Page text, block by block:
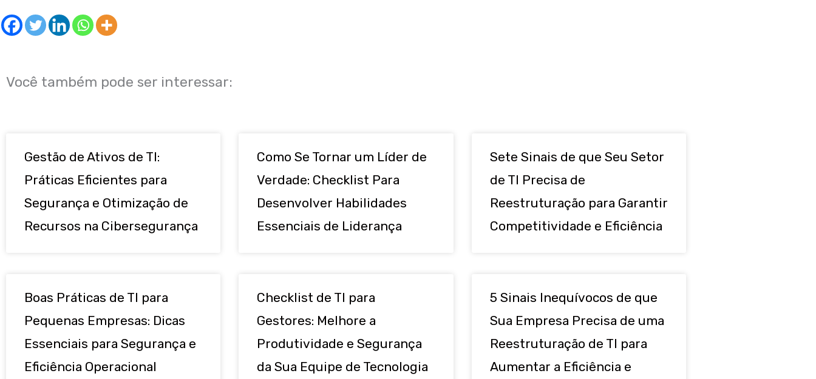
Você também pode ser interessar:
Gestão de Ativos de TI:
Práticas Eficientes para
Segurança e Otimização de
Recursos na Cibersegurança
Como Se Tornar um Líder de
Verdade: Checklist Para
Desenvolver Habilidades
Essenciais de Liderança
Sete Sinais de que Seu Setor
de TI Precisa de
Reestruturação para Garantir
Competitividade e Eficiência
Boas Práticas de TI para
Pequenas Empresas: Dicas
Essenciais para Segurança e
Eficiência Operacional
Checklist de TI para
Gestores: Melhore a
Produtividade e Segurança
da Sua Equipe de Tecnologia
5 Sinais Inequívocos de que
Sua Empresa Precisa de uma
Reestruturação de TI para
Aumentar a Eficiência e